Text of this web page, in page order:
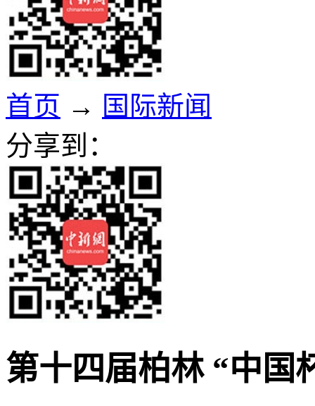
首页 → 国际新闻
分享到：
第十四届柏林 “中国